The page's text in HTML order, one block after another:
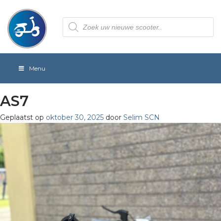
Producten
zoeken
Menu
AS7
Geplaatst op oktober 30, 2025 door Selim SCN